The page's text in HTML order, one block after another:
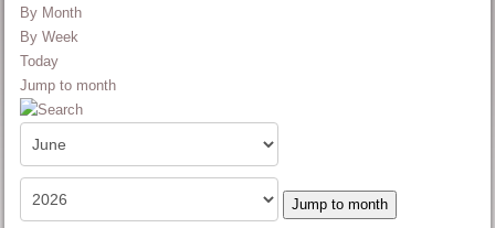
By Month
By Week
Today
Jump to month
Jump to month